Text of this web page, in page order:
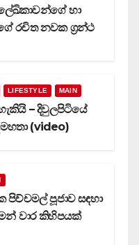
හා
රචිත නවක ග්‍රන්ථ
LIFESTYLE MAIN
– දිවුලපිටියේ
(video)
පිච්චමල් පූජාව සඳහා
වාර කිහිපයක්